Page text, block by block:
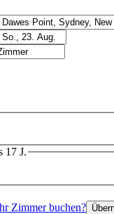
17 J.
Zimmer buchen?